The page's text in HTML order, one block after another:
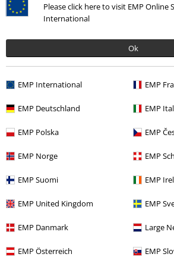
Please click here to visit EMP
International
Ok
EMP International EMP
EMP Deutschland EMP
EMP Polska EMP
EMP Norge EMP
EMP Suomi EMP
EMP United Kingdom EMP
EMP Danmark Large
EMP Österreich EMP
Enviar comentario
Más categorías. Más opciones
E-mail Newsletter
suscríbete ahora!